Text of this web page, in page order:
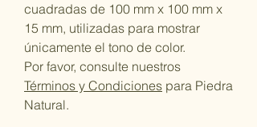
cuadradas de 100 mm x 100 mm x
15 mm, utilizadas para mostrar
únicamente el tono de color.
Por favor, consulte nuestros
Términos y Condiciones para Piedra
Natural.